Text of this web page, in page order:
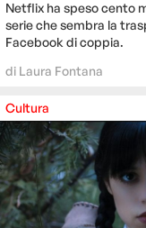
Netflix ha speso cento
serie che sembra la
Facebook di coppia.
di Laura Fontana
Cultura